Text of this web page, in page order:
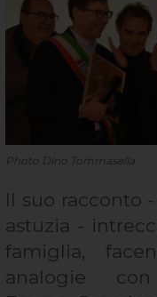
Photo Dino Tommasella
Il suo racconto
astuzia -
famiglia,
analogie